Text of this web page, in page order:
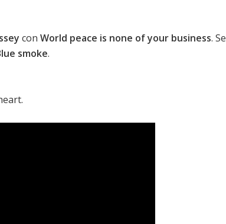
con World peace is none of your business. Se
smoke.
.